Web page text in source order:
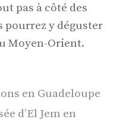
pas à côté des
pourrez y déguster
Moyen-Orient.
en Guadeloupe
d’El Jem en